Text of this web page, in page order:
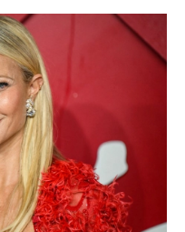
HÍRLEVÉL